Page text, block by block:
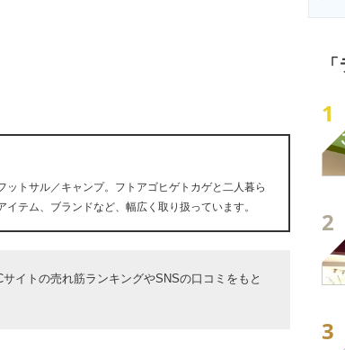
トサル／キャンプ。フトアゴヒゲトカゲと二人暮ら
テム、ブランドなど、幅広く取り扱っています。
イトの売れ筋ランキングやSNSの口コミをもと
1
2
3